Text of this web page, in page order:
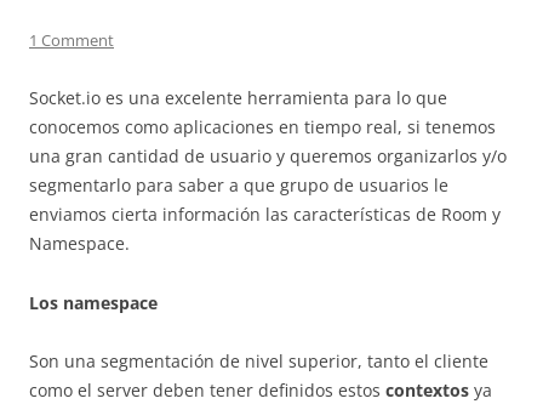
1 Comment
Socket.io es una excelente herramienta para lo que
conocemos como aplicaciones en tiempo real, si tenemos
una gran cantidad de usuario y queremos organizarlos y/o
segmentarlo para saber a que grupo de usuarios le
enviamos cierta información las características de Room y
Namespace.
Los namespace
Son una segmentación de nivel superior, tanto el cliente
como el server deben tener definidos estos contextos ya